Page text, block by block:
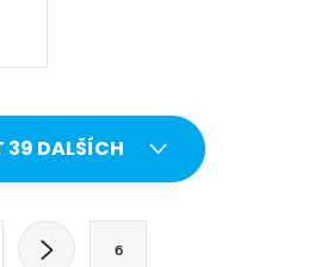
39 DALŠÍCH
6